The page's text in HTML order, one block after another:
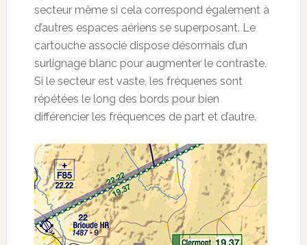
secteur même si cela correspond également à
d’autres espaces aériens se superposant. Le
cartouche associé dispose désormais d’un
surlignage blanc pour augmenter le contraste.
Si le secteur est vaste, les fréquenes sont
répétées le long des bords pour bien
différencier les fréquences de part et d’autre.